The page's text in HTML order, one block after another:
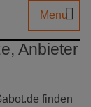
Menu
Anbieter
finden